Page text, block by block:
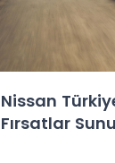
Nissan
Fırsatlar